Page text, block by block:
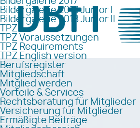
Bildergalerie 2018 Junior I
Bildergalerie 2018 Junior II
TPZ
TPZ Voraussetzungen
TPZ Requirements
TPZ English version
Berufsregister
Mitgliedschaft
Mitglied werden
Vorteile & Services
Rechtsberatung für Mitglieder
Versicherung für Mitglieder
Ermäßigte Beiträge